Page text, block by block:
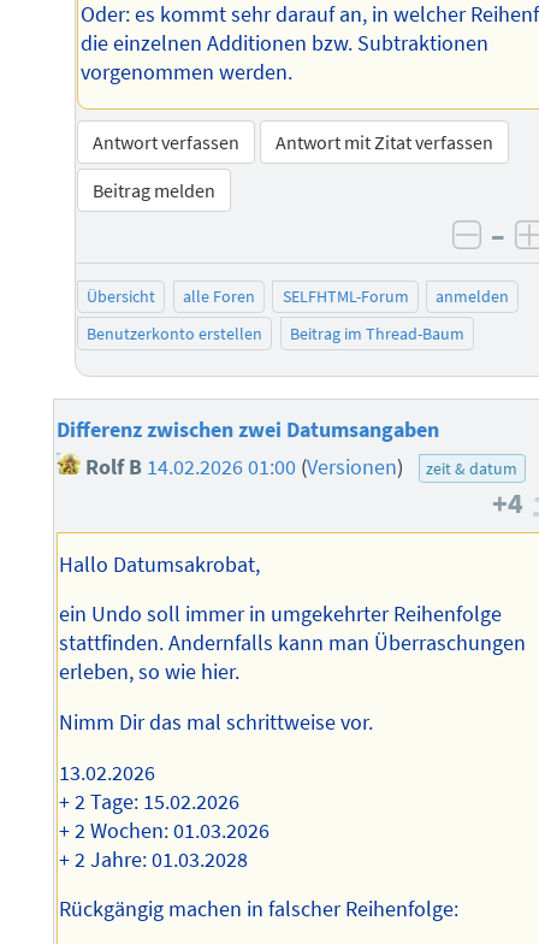
Oder: es kommt sehr darauf an, in welcher
die einzelnen Additionen bzw. Subtraktionen
vorgenommen werden.
Antwort verfassen
Antwort mit Zitat verfassen
Beitrag melden
–
Übersicht alle Foren SELFHTML-Forum
anmelden
Benutzerkonto erstellen
Beitrag im Thread-Baum
Differenz zwischen zwei Datumsangaben
Rolf B 14.02.2026 01:00 (Versionen) zeit & datum
+4
Hallo Datumsakrobat,
ein Undo soll immer in umgekehrter Reihenfolge
stattfinden. Andernfalls kann man Überraschungen
erleben, so wie hier.
Nimm Dir das mal schrittweise vor.
13.02.2026
+ 2 Tage: 15.02.2026
+ 2 Wochen: 01.03.2026
+ 2 Jahre: 01.03.2028
Rückgängig machen in falscher Reihenfolge: